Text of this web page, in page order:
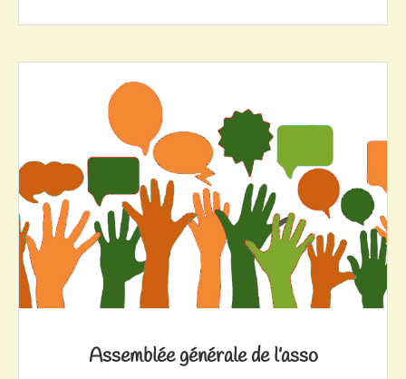
Assemblée générale de l’asso